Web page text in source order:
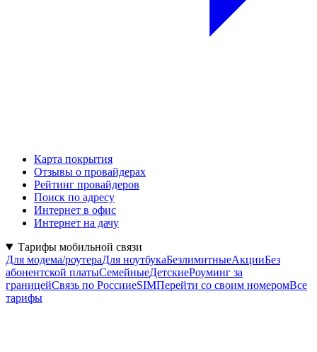
Карта покрытия
Отзывы о провайдерах
Рейтинг провайдеров
Поиск по адресу
Интернет в офис
Интернет на дачу
Тарифы мобильной связи
Для модема/роутераДля ноутбукаБезлимитныеАкцииБез
абонентской платыСемейныеДетскиеРоуминг за
границейСвязь по РоссииeSIMПерейти со своим номеромВсе
тарифы